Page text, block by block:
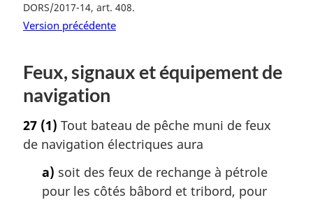
DORS/2017-14, art. 408
Version précédente
Feux, signaux et équipement de
navigation
27 (1) Tout bateau de pêche muni de feux
de navigation électriques aura
a) soit des feux de rechange à pétrole
pour les côtés bâbord et tribord, pour